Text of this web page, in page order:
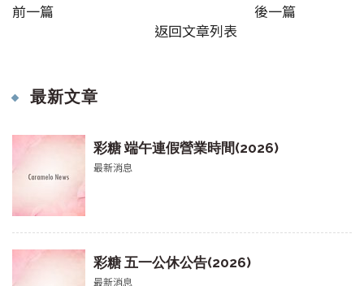
前一篇
後一篇
返回文章列表
最新文章
彩糖 端午連假營業時間(2026)
最新消息
彩糖 五一公休公告(2026)
最新消息